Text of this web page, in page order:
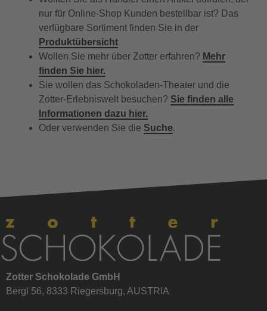
nur für Online-Shop Kunden bestellbar ist? Das
verfügbare Sortiment finden Sie in der
Produktübersicht
Wollen Sie mehr über Zotter erfahren? Mehr
finden Sie hier.
Sie wollen das Schokoladen-Theater und die
Zotter-Erlebniswelt besuchen? Sie finden alle
Informationen dazu hier.
Oder verwenden Sie die Suche.
Zotter Schokolade GmbH
Bergl 56, 8333 Riegersburg, AUSTRIA